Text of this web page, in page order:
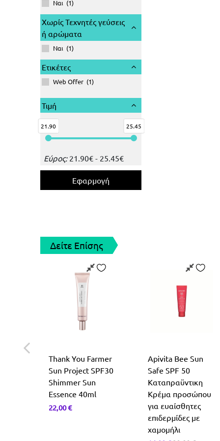
Ναι (1)
Χωρίς Τεχνητές γεύσεις
ή αρώματα
Ναι (1)
Ετικέτες
Web Offer (1)
Τιμή
21.90 25.45
Εύρος: 21.90€ - 25.45€
Δείτε Επίσης
Thank You Farmer
Sun Project SPF30
Shimmer Sun
Essence 40ml
22,00€
Apivita Bee Sun
Safe SPF 50
Καταπραϋντικη
Κρέμα προσώπου
για ευαίσθητες
επιδερμίδες με
χαμομήλι